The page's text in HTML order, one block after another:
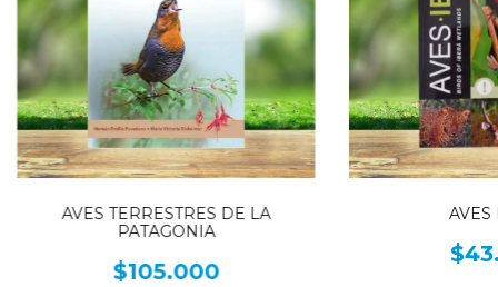
AVES TERRESTRES DE LA
PATAGONIA
$105.000
AVES